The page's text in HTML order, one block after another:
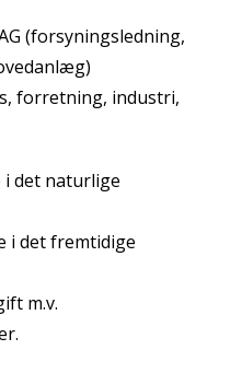
(forsyningsledning,
forretning, industri,
i det naturlige
i det fremtidige
m.v.